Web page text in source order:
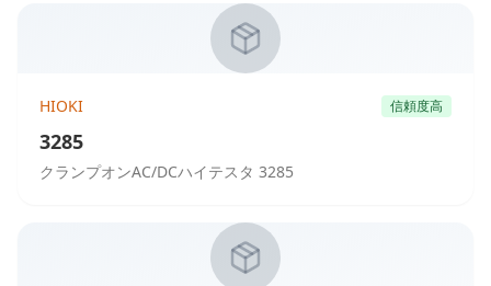
HIOKI 信頼度高
3285
クランプオンAC/DCハイテスタ 3285